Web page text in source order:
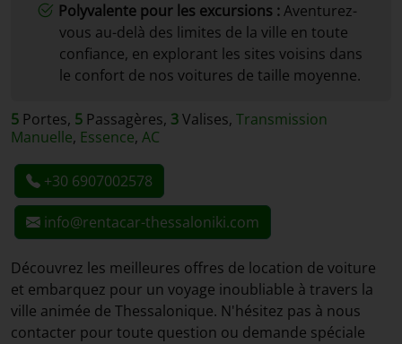
Polyvalente pour les excursions :Aventurez-
vous au-delà des limites de la ville en toute
confiance, en explorant les sites voisins dans
le confort de nos voitures de taille moyenne.
5 Portes, 5 Passagères, 3Valises, Transmission
Manuelle, Essence, AC
+30 6907002578
info@rentacar-thessaloniki.com
Découvrez les meilleures offres de location de voiture
et embarquez pour un voyage inoubliable à travers la
ville animée de Thessalonique. N'hésitez pas à nous
contacter pour toute question ou demande spéciale